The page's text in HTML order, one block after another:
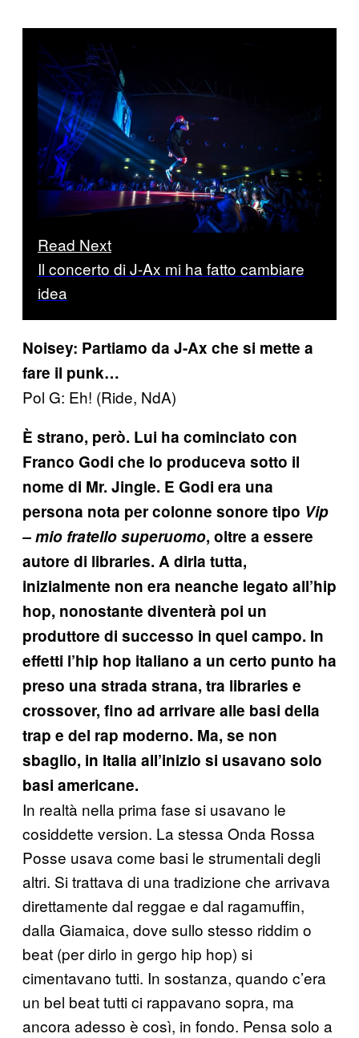
Read Next
Il concerto di J-Ax mi ha fatto cambiare
idea
Noisey: Partiamo da J-Ax che si mette a
fare il punk…
Pol G: Eh! (Ride, NdA)
È strano, però. Lui ha cominciato con
Franco Godi che lo produceva sotto il
nome di Mr. Jingle. E Godi era una
persona nota per colonne sonore tipo Vip
– mio fratello superuomo, oltre a essere
autore di libraries. A dirla tutta,
inizialmente non era neanche legato all’hip
hop, nonostante diventerà poi un
produttore di successo in quel campo. In
effetti l’hip hop italiano a un certo punto ha
preso una strada strana, tra libraries e
crossover, fino ad arrivare alle basi della
trap e del rap moderno. Ma, se non
sbaglio, in Italia all’inizio si usavano solo
basi americane.
In realtà nella prima fase si usavano le
cosiddette version. La stessa Onda Rossa
Posse usava come basi le strumentali degli
altri. Si trattava di una tradizione che arrivava
direttamente dal reggae e dal ragamuffin,
dalla Giamaica, dove sullo stesso riddim o
beat (per dirlo in gergo hip hop) si
cimentavano tutti. In sostanza, quando c’era
un bel beat tutti ci rappavano sopra, ma
ancora adesso è così, in fondo. Pensa solo a